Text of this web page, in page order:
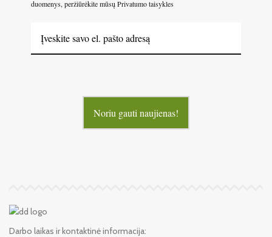
duomenys, peržiūrėkite mūsų Privatumo taisykles
Noriu gauti naujienas!
Darbo laikas ir kontaktinė informacija: